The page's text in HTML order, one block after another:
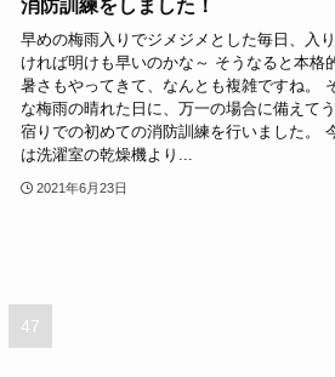
消防訓練をしました！
早めの梅雨入りでジメジメとした毎日、入
ければ明けも早いのかな～ そうなると本格
暑さもやってきて、なんとも複雑ですね。
な梅雨の晴れた日に、万一の場合に備えて
宿りでの初めての消防訓練を行いました。
は洗濯室の乾燥機より...
2021年6月23日
47